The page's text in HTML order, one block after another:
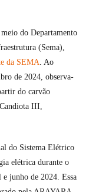
do Departamento
(Sema),
da SEMA. Ao
de 2024, observa-
do carvão
III,
do Sistema Elétrico
elétrica durante o
junho de 2024. Essa